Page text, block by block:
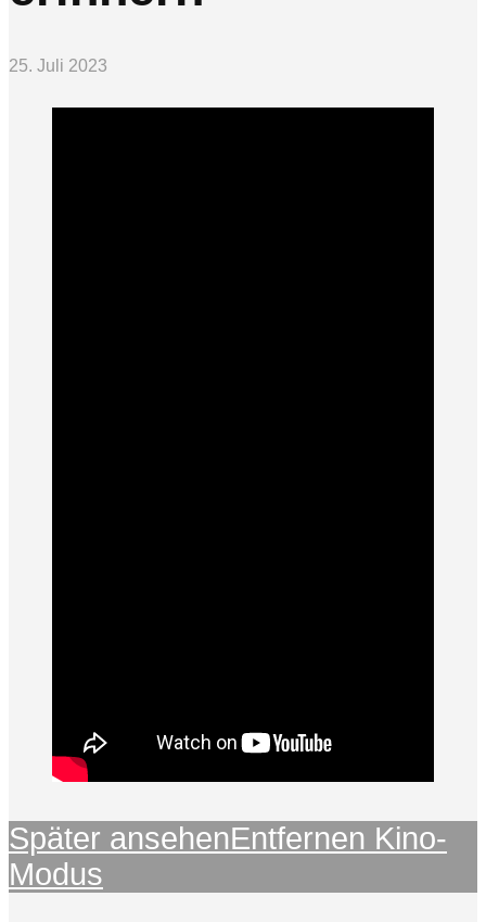
25. Juli 2023
Später ansehenEntfernen Kino-
Modus